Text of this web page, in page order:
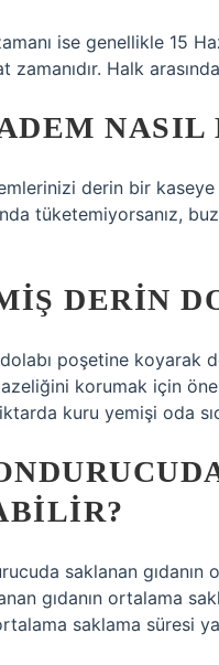
ise genellikle 15
zamanıdır. Halk
derin bir
tüketemiyorsanız,
DERIN
poşetine koyarak
korumak için
kuru yemişi oda
saklanan gıdanın
gıdanın ortalama
saklama süresi